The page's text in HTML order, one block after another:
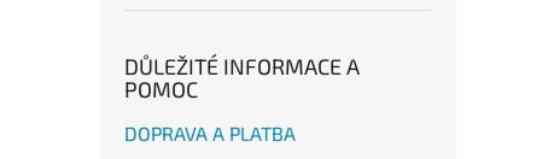
DŮLEŽITÉ INFORMACE A
POMOC
DOPRAVA A PLATBA